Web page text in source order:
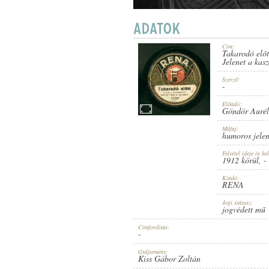
PUBLICATION: 1912 KÖRÜL
Cím:
Takarodó
Jelenet a
Szerző:
-
Előadó:
Göndör
Műfaj:
humoros
Felvétel ideje és
1912 körül, -
Kiadó:
RENA
Jogi státusz:
jogvédett mű
Címfordítás:
-
Gyűjtemény:
Kiss Gábor Zoltán